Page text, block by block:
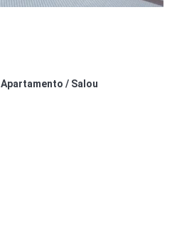
Apartamento / Salou